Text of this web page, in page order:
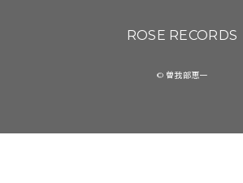
ROSE RECORDS
© 曽我部恵一